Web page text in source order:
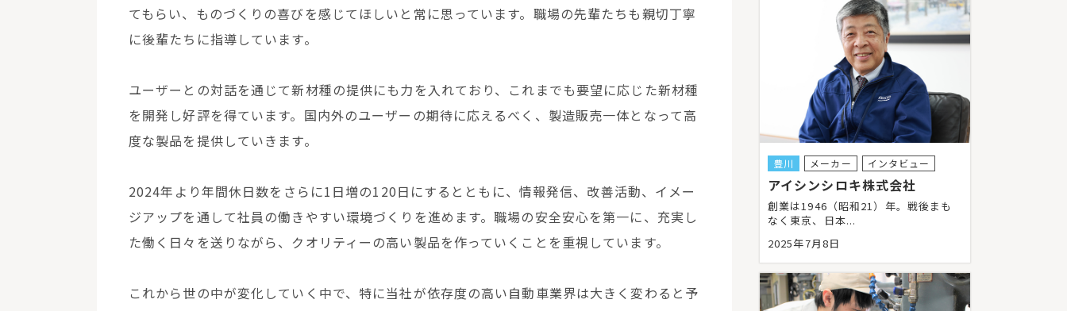
てもらい、ものづくりの喜びを感じてほしいと常に思っています。職場の先輩たちも親切丁寧
に後輩たちに指導しています。
ユーザーとの対話を通じて新材種の提供にも力を入れており、これまでも要望に応じた新材種
を開発し好評を得ています。国内外のユーザーの期待に応えるべく、製造販売一体となって高
度な製品を提供していきます。
2024年より年間休日数をさらに1日増の120日にするとともに、情報発信、改善活動、イメー
ジアップを通して社員の働きやすい環境づくりを進めます。職場の安全安心を第一に、充実し
た働く日々を送りながら、クオリティーの高い製品を作っていくことを重視しています。
これから世の中が変化していく中で、特に当社が依存度の高い自動車業界は大きく変わると予
豊川 メーカー インタビュー
アイシンシロキ株式会社
創業は1946（昭和21）年。戦後まも
なく東京、日本...
2025年7月8日